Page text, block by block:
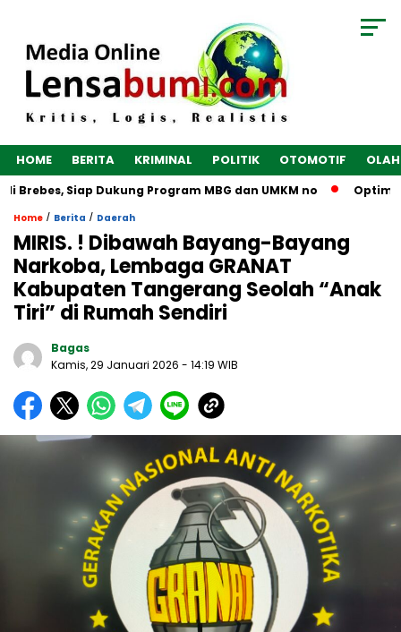
HOME BERITA KRIMINAL POLITIK OTOMOTIF
Siap Dukung Program MBG dan UMKM no
Home / Berita / Daerah
MIRIS. ! Dibawah Bayang-Bayang
Narkoba, Lembaga GRANAT
Kabupaten Tangerang Seolah “Anak
Tiri” di Rumah Sendiri
Bagas
Kamis, 29 Januari 2026 - 14:19 WIB